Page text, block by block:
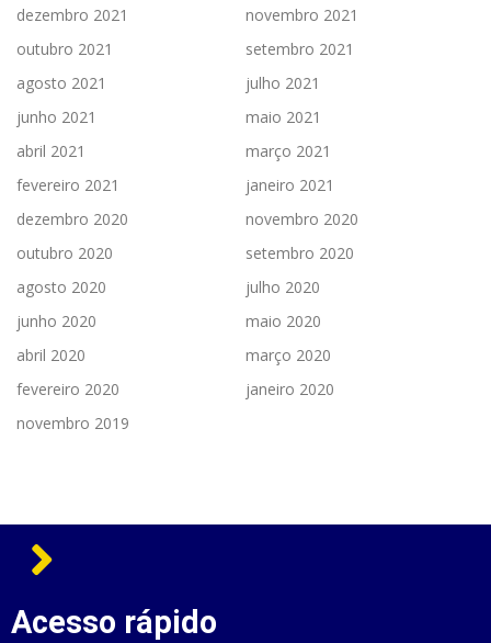
dezembro 2021
novembro 2021
outubro 2021
setembro 2021
agosto 2021
julho 2021
junho 2021
maio 2021
abril 2021
março 2021
fevereiro 2021
janeiro 2021
dezembro 2020
novembro 2020
outubro 2020
setembro 2020
agosto 2020
julho 2020
junho 2020
maio 2020
abril 2020
março 2020
fevereiro 2020
janeiro 2020
novembro 2019
Acesso rápido